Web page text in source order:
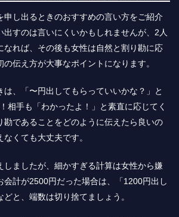
申し出るときのおすすめの言い方をご紹介
出すのは言いにくいかもしれませんが、2人
なれば、その後も女性は自然と割り勘に応
の伝え方が大事なポイントになります。
は、「〜円出してもらっていいかな？」と
相手も「わかったよ！」と素直に応じてく
勘であることをどのように伝えたら良いの
くても大丈夫です。
しましたが、細かすぎる計算は女性から嫌
会計が2500円だった場合は、「1200円出し
と、端数は切り捨てましょう。